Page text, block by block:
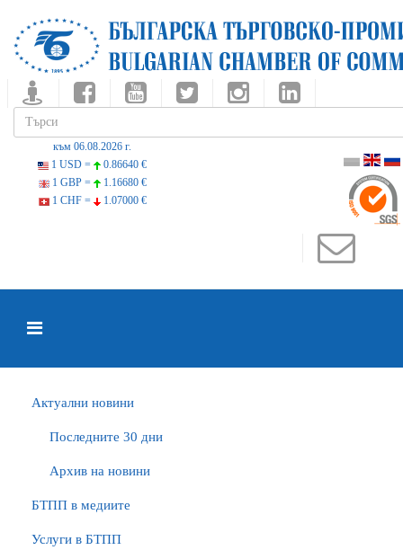
към 06.08.2026 г.
1 USD =
0.86640 €
1 GBP =
1.16680 €
1 CHF =
1.07000 €
Актуални новини
Последните 30 дни
Архив на новини
БTПП в медиите
Услуги в БТПП